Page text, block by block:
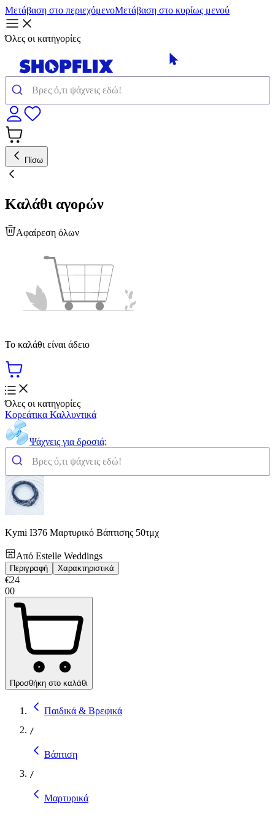
Μετάβαση στο περιεχόμενοΜετάβαση στο κυρίως μενού
Όλες οι κατηγορίες
Πίσω
Καλάθι αγορών
Αφαίρεση όλων
Το καλάθι είναι άδειο
Όλες οι κατηγορίες
Κορεάτικα Καλλυντικά
Ψάχνεις για δροσιά;
Kymi I376 Μαρτυρικό Βάπτισης 50τμχ
Από Estelle Weddings
Περιγραφή Χαρακτηριστικά
€24
00
Προσθήκη στο καλάθι
Παιδικά & Βρεφικά
/
Βάπτιση
/
Μαρτυρικά